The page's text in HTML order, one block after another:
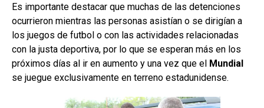
Es importante destacar que muchas de las detenciones
ocurrieron mientras las personas asistían o se dirigían a
los juegos de futbol o con las actividades relacionadas
con la justa deportiva, por lo que se esperan más en los
próximos días al ir en aumento y una vez que el Mundial
se juegue exclusivamente en terreno estadunidense.